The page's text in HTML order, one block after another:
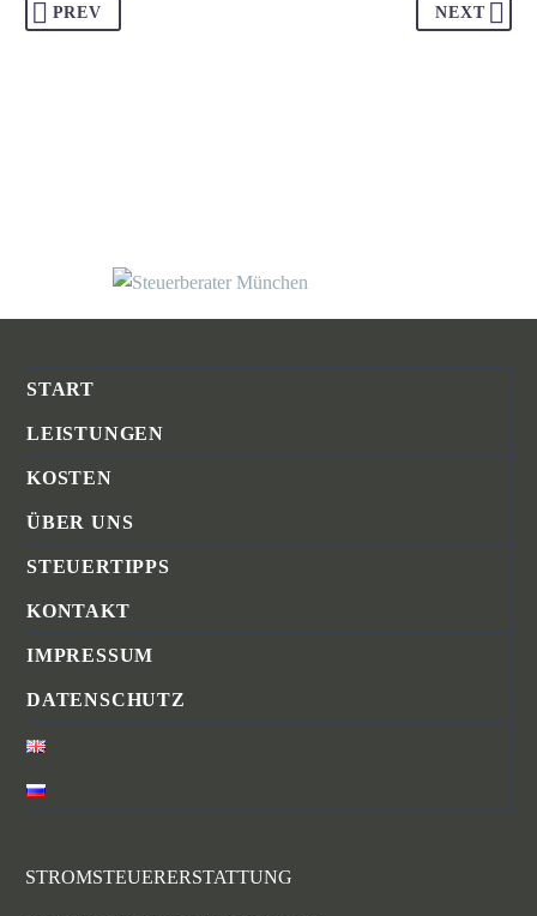
PREV NEXT
START
LEISTUNGEN
KOSTEN
ÜBER UNS
STEUERTIPPS
KONTAKT
IMPRESSUM
DATENSCHUTZ
STROMSTEUERERSTATTUNG